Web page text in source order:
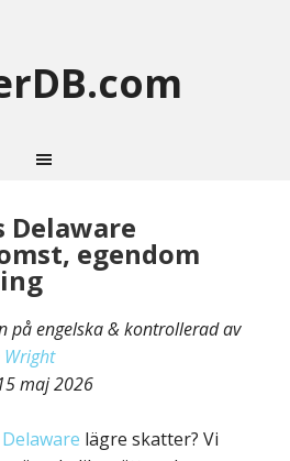
Delaware
egendom
på engelska & kontrollerad av
Wright
maj 2026
Delaware lägre skatter? Vi